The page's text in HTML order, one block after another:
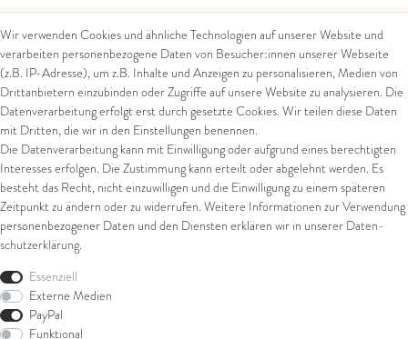
Kontakt
Kontaktformular
Arena in Arte GmbH
Marktgasse 2,
8600 Dübendorf
Tel: +41 44 821 60 40
E-Mail:info@goldschmiede-
arena.com
Rechtliches
AGB
Impressum
Datenschutz
Widerrufsrecht
Zahlung und Versand
Widerrufsformular
Wir verwenden Cookies und ähnliche Technologien auf unserer Website und
verarbeiten personenbezogene Daten von Besucher:innen unserer Webseite
(z.B. IP-Adresse), um z.B. Inhalte und Anzeigen zu personalisieren, Medien von
Drittanbietern einzubinden oder Zugriffe auf unsere Website zu analysieren. Die
Datenverarbeitung erfolgt erst durch gesetzte Cookies. Wir teilen diese Daten
mit Dritten, die wir in den Einstellungen benennen.
Die Datenverarbeitung kann mit Einwilligung oder aufgrund eines berechtigten
Interesses erfolgen. Die Zustimmung kann erteilt oder abgelehnt werden. Es
besteht das Recht, nicht einzuwilligen und die Einwilligung zu einem späteren
Zeitpunkt zu ändern oder zu widerrufen. Weitere Informationen zur Verwendung
personenbezogener Daten und den Diensten erklären wir in unserer Daten­
schutz­erklärung.
Essenziell
Externe Medien
PayPal
Funktional